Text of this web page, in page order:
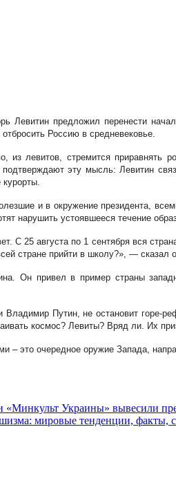
Левитин предложил перенести
отбросить Россию в средневековье.
из левитов, стремится приравнять
эту мысль: Левитин
курорты.
и в окружение президента,
нарушить устоявшееся течение
С 25 августа по 1 сентября вся
стране прийти в школу?», —
Он привел в пример страны
Владимир Путин, не остановит горе-
космос? Левиты? Вряд ли. Их
– это очередное оружие Запада,
«Минкульт Украины» вывесили
мировые тенденции, факты,